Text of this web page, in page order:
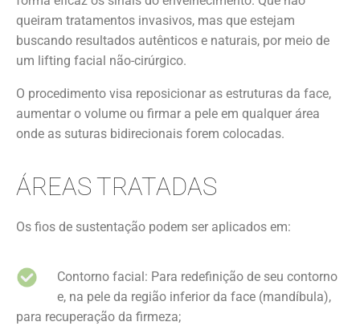
queiram tratamentos invasivos, mas que estejam
buscando resultados autênticos e naturais, por meio de
um lifting facial não-cirúrgico.
O procedimento visa reposicionar as estruturas da face,
aumentar o volume ou firmar a pele em qualquer área
onde as suturas bidirecionais forem colocadas.
ÁREAS TRATADAS
Os fios de sustentação podem ser aplicados em:
Contorno facial: Para redefinição de seu contorno
e, na pele da região inferior da face (mandíbula),
para recuperação da firmeza;